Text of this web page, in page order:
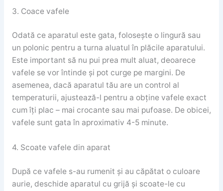
3. Coace vafele
Odată ce aparatul este gata, folosește o lingură sau
un polonic pentru a turna aluatul în plăcile aparatului.
Este important să nu pui prea mult aluat, deoarece
vafele se vor întinde și pot curge pe margini. De
asemenea, dacă aparatul tău are un control al
temperaturii, ajustează-l pentru a obține vafele exact
cum îți plac – mai crocante sau mai pufoase. De obicei,
vafele sunt gata în aproximativ 4-5 minute.
4. Scoate vafele din aparat
După ce vafele s-au rumenit și au căpătat o culoare
aurie, deschide aparatul cu grijă și scoate-le cu